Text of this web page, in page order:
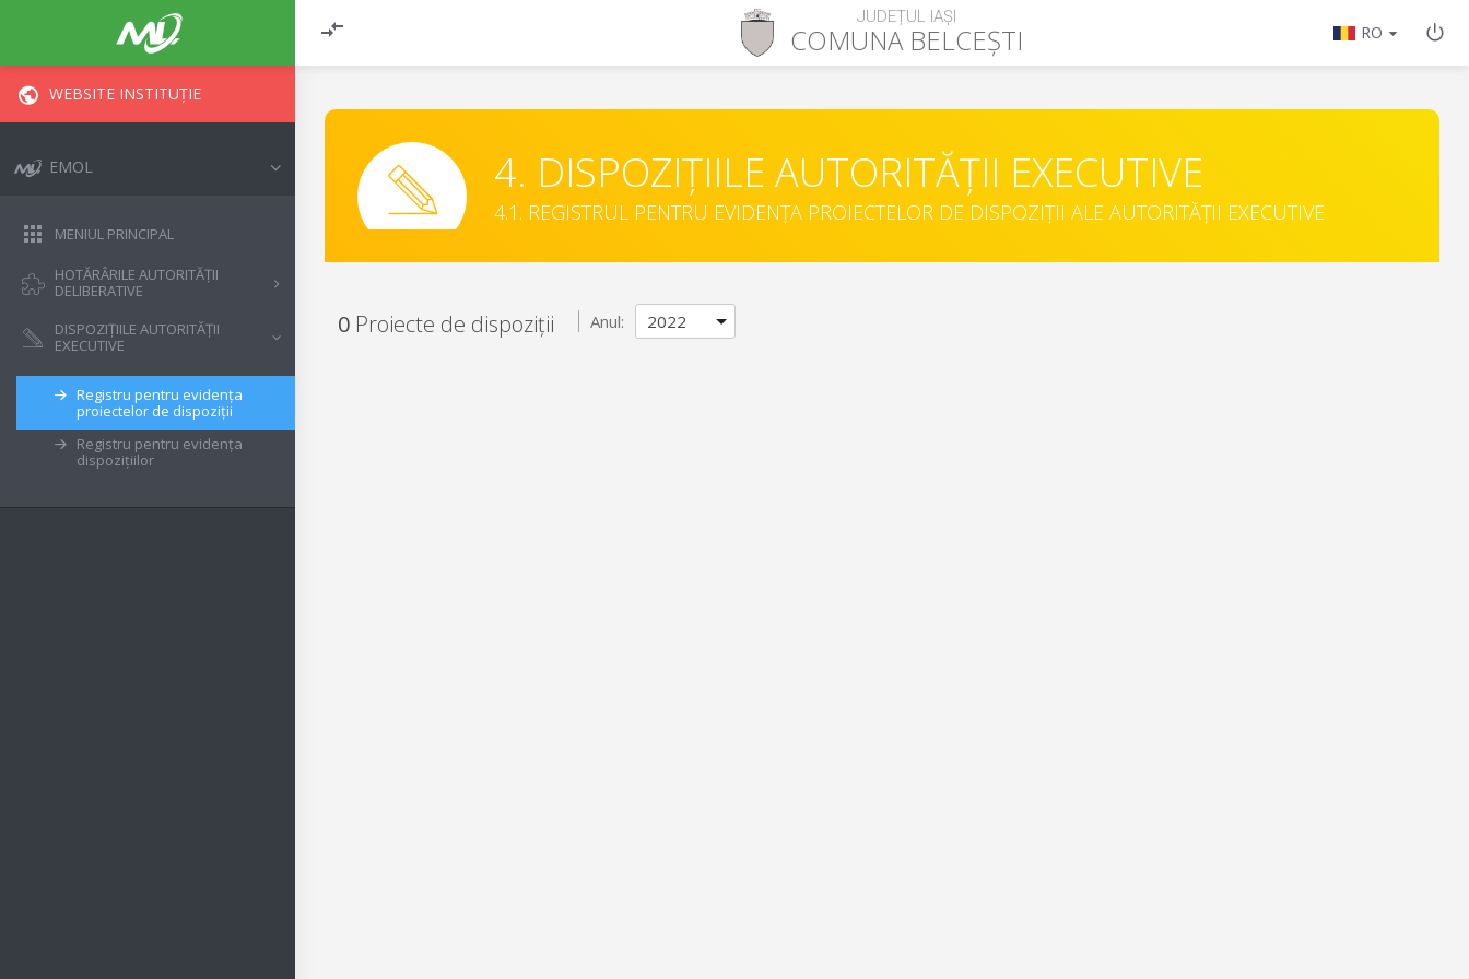
JUDEȚUL IAȘI
COMUNA BELCEȘTI RO
WEBSITE INSTITUȚIE
EMOL
MENIUL PRINCIPAL
HOTĂRÂRILE AUTORITĂȚII
DELIBERATIVE
DISPOZIȚIILE AUTORITĂȚII
EXECUTIVE
Registru pentru evidența
proiectelor de dispoziții
Registru pentru evidența
dispozițiilor
4. DISPOZIȚIILE AUTORITĂȚII EXECUTIVE
4.1. REGISTRUL PENTRU EVIDENȚA PROIECTELOR DE DISPOZIȚII ALE AUTORITĂȚII EXECUTIVE
0 Proiecte de dispoziții Anul: